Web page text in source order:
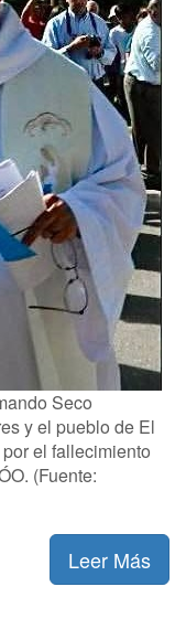
Seco
y el pueblo de El
el fallecimiento
(Fuente:
Leer Más